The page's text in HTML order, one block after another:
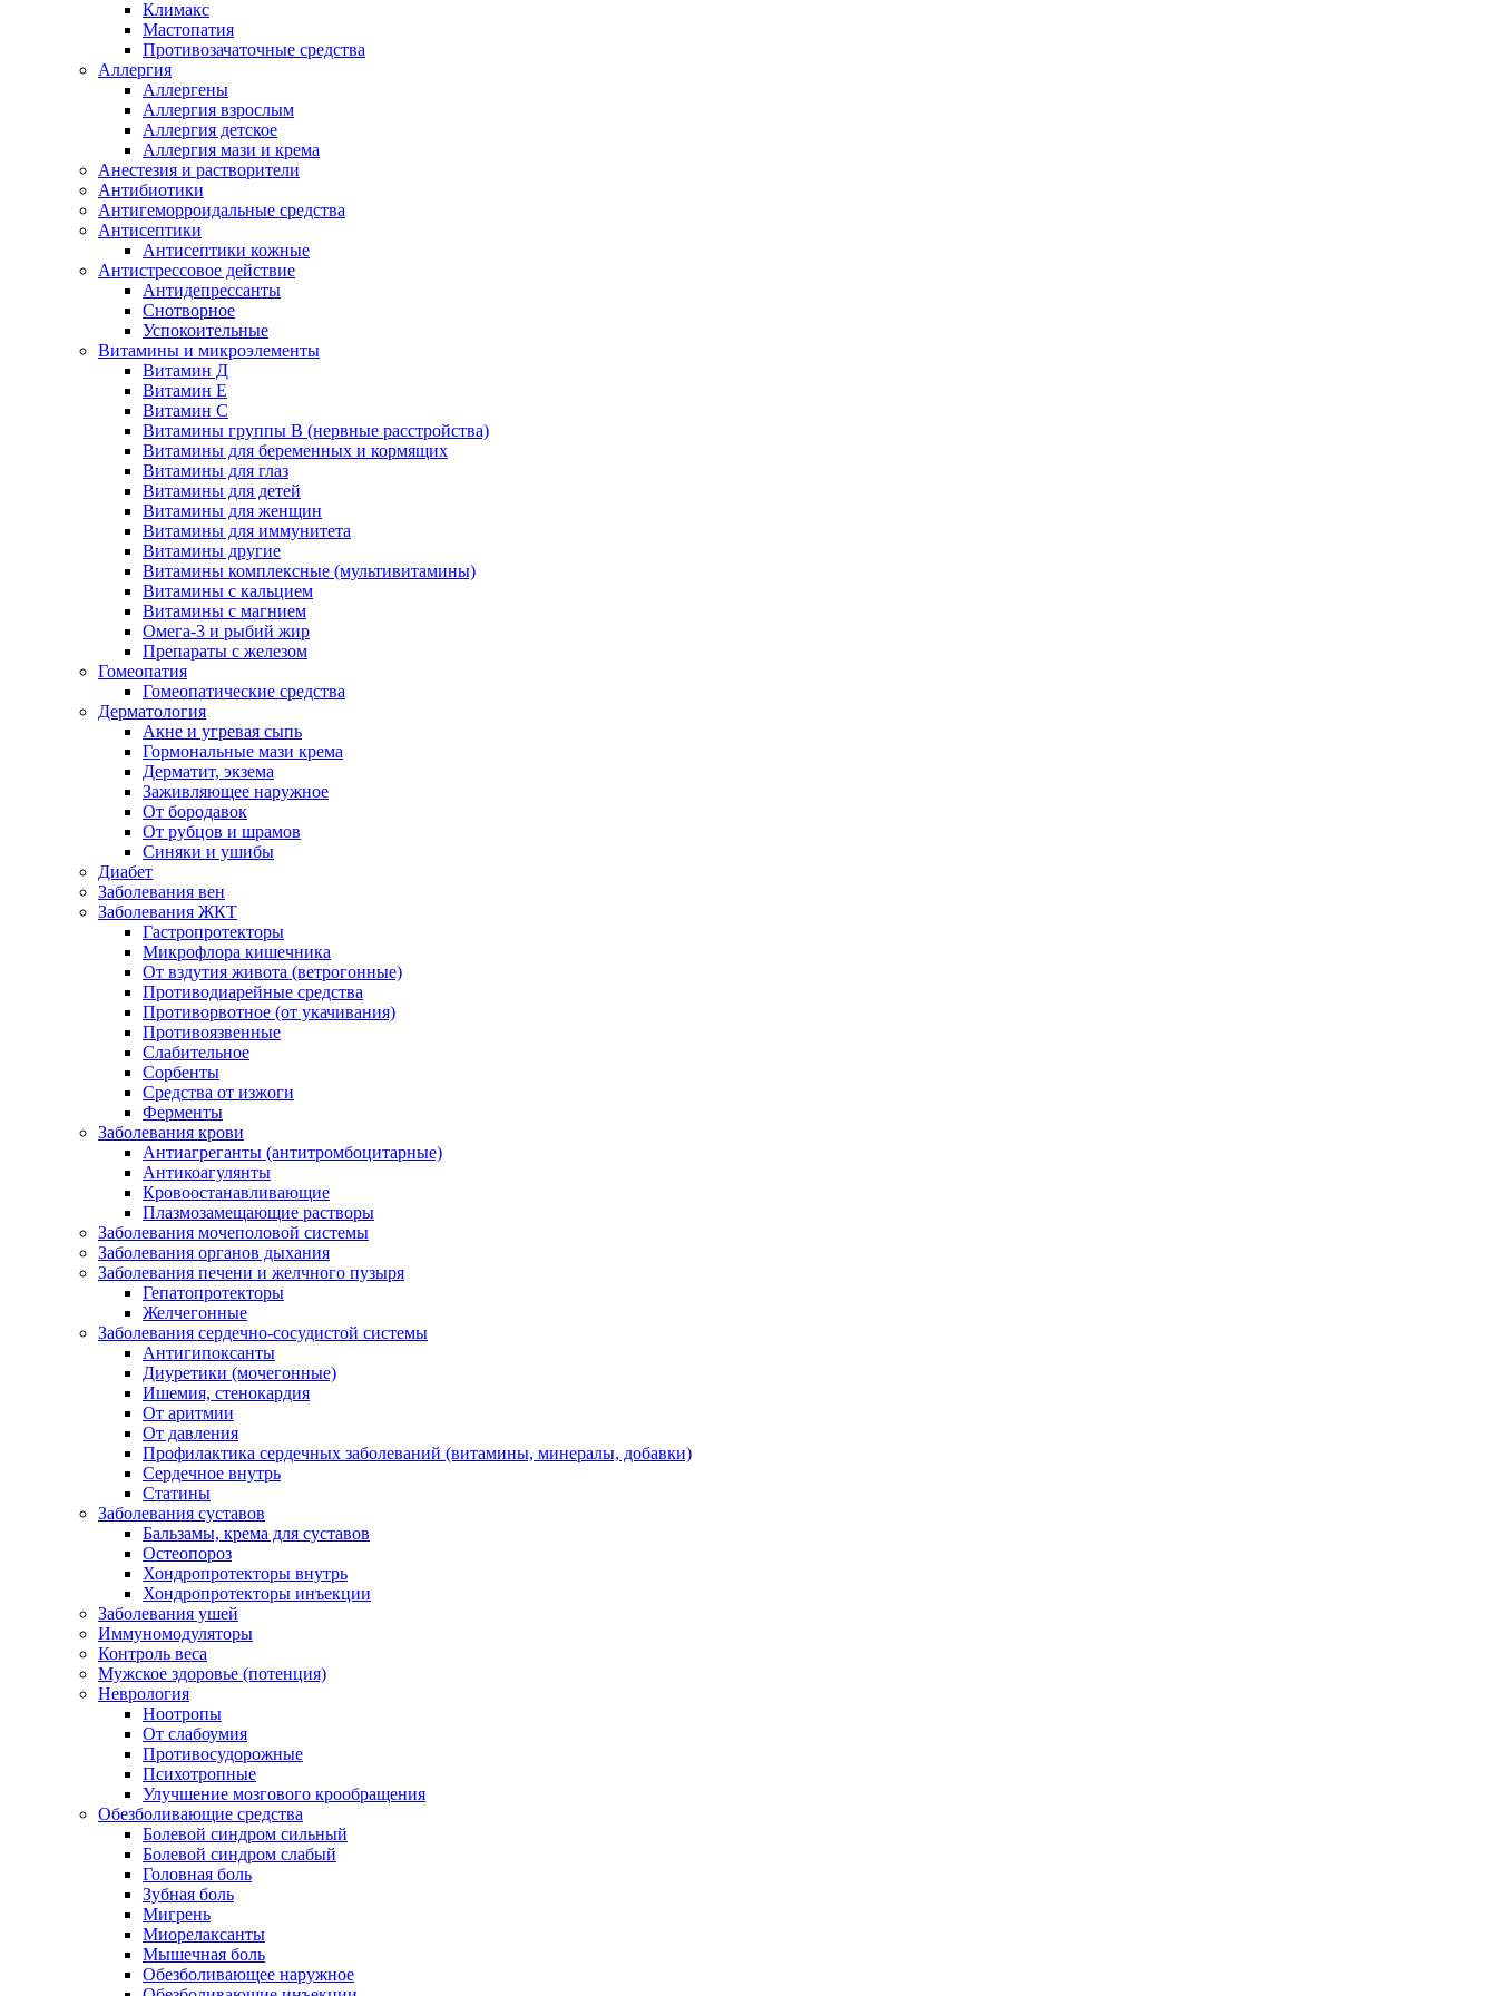
Климакс
Мастопатия
Противозачаточные средства
Аллергия
Аллергены
Аллергия взрослым
Аллергия детское
Аллергия мази и крема
Анестезия и растворители
Антибиотики
Антигеморроидальные средства
Антисептики
Антисептики кожные
Антистрессовое действие
Антидепрессанты
Снотворное
Успокоительные
Витамины и микроэлементы
Витамин Д
Витамин Е
Витамин С
Витамины группы В (нервные расстройства)
Витамины для беременных и кормящих
Витамины для глаз
Витамины для детей
Витамины для женщин
Витамины для иммунитета
Витамины другие
Витамины комплексные (мультивитамины)
Витамины с кальцием
Витамины с магнием
Омега-3 и рыбий жир
Препараты с железом
Гомеопатия
Гомеопатические средства
Дерматология
Акне и угревая сыпь
Гормональные мази крема
Дерматит, экзема
Заживляющее наружное
От бородавок
От рубцов и шрамов
Синяки и ушибы
Диабет
Заболевания вен
Заболевания ЖКТ
Гастропротекторы
Микрофлора кишечника
От вздутия живота (ветрогонные)
Противодиарейные средства
Противорвотное (от укачивания)
Противоязвенные
Слабительное
Сорбенты
Средства от изжоги
Ферменты
Заболевания крови
Антиагреганты (антитромбоцитарные)
Антикоагулянты
Кровоостанавливающие
Плазмозамещающие растворы
Заболевания мочеполовой системы
Заболевания органов дыхания
Заболевания печени и желчного пузыря
Гепатопротекторы
Желчегонные
Заболевания сердечно-сосудистой системы
Антигипоксанты
Диуретики (мочегонные)
Ишемия, стенокардия
От аритмии
От давления
Профилактика сердечных заболеваний (витамины, минералы, добавки)
Сердечное внутрь
Статины
Заболевания суставов
Бальзамы, крема для суставов
Остеопороз
Хондропротекторы внутрь
Хондропротекторы инъекции
Заболевания ушей
Иммуномодуляторы
Контроль веса
Мужское здоровье (потенция)
Неврология
Ноотропы
От слабоумия
Противосудорожные
Психотропные
Улучшение мозгового крообращения
Обезболивающие средства
Болевой синдром сильный
Болевой синдром слабый
Головная боль
Зубная боль
Мигрень
Миорелаксанты
Мышечная боль
Обезболивающее наружное